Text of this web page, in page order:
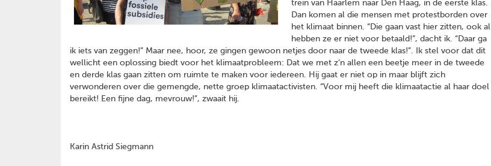
trein van Haarlem naar Den Haag, in de eerste klas.
Dan komen al die mensen met protestborden over
het klimaat binnen. “Die gaan vast hier zitten, ook al
hebben ze er niet voor betaald!”, dacht ik. “Daar ga
ik iets van zeggen!” Maar nee, hoor, ze gingen gewoon netjes door naar de tweede klas!”. Ik stel voor dat dit
wellicht een oplossing biedt voor het klimaatprobleem: Dat we met z’n allen een beetje meer in de tweede
en derde klas gaan zitten om ruimte te maken voor iedereen. Hij gaat er niet op in maar blijft zich
verwonderen over die gemengde, nette groep klimaatactivisten. “Voor mij heeft die klimaatactie al haar doel
bereikt! Een fijne dag, mevrouw!”, zwaait hij.
Karin Astrid Siegmann